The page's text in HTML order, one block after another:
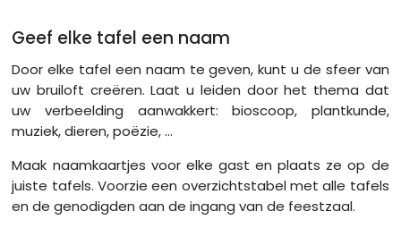
Geef elke tafel een naam
Door elke tafel een naam te geven, kunt u de sfeer van
uw bruiloft creëren. Laat u leiden door het thema dat
uw verbeelding aanwakkert: bioscoop, plantkunde,
muziek, dieren, poëzie, ...
Maak naamkaartjes voor elke gast en plaats ze op de
juiste tafels. Voorzie een overzichtstabel met alle tafels
en de genodigden aan de ingang van de feestzaal.